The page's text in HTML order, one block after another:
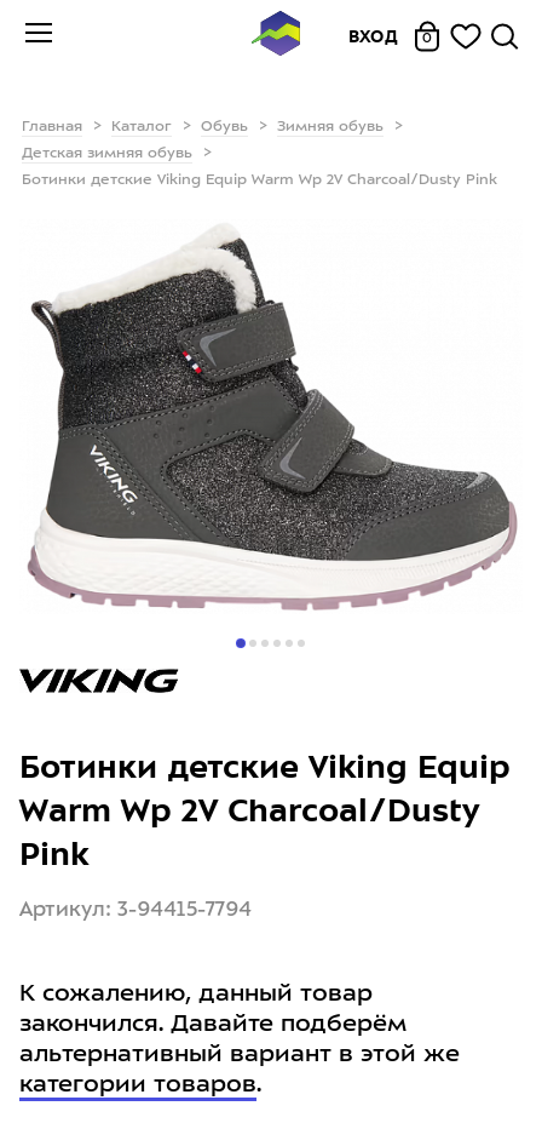
ВХОД 0
Главная Каталог Обувь
Зимняя обувь
Детская зимняя обувь
Ботинки детские Viking Equip Warm Wp 2V Charcoal/Dusty Pink
Ботинки детские Viking Equip
Warm Wp 2V Charcoal/Dusty
Pink
Артикул: 3-94415-7794
К сожалению, данный товар
закончился. Давайте подберём
альтернативный вариант в этой же
категории товаров.